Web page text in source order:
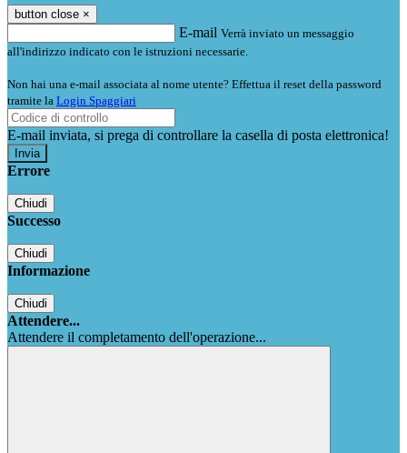
button close ×
E-mail Verrà inviato un messaggio
all'indirizzo indicato con le istruzioni necessarie.
Non hai una e-mail associata al nome utente? Effettua il reset della password
tramite la Login Spaggiari
E-mail inviata, si prega di controllare la casella di posta elettronica!
Errore
Chiudi
Successo
Chiudi
Informazione
Chiudi
Attendere...
Attendere il completamento dell'operazione...